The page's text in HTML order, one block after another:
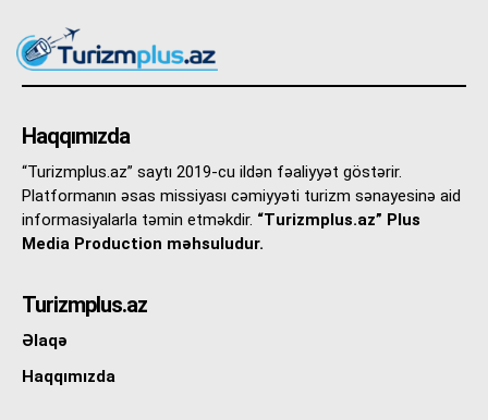
Haqqımızda
“Turizmplus.az” saytı 2019-cu ildən fəaliyyət göstərir.
Platformanın əsas missiyası cəmiyyəti turizm sənayesinə aid
informasiyalarla təmin etməkdir. “Turizmplus.az” Plus
Media Production məhsuludur.
Turizmplus.az
Əlaqə
Haqqımızda